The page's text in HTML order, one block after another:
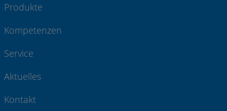
Produkte
Kompetenzen
Service
Aktuelles
Kontakt